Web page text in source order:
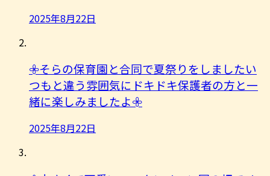
2025年8月22日
𖧷そらの保育園と合同で夏祭りをしましたい
つもと違う雰囲気にドキドキ保護者の方と一
緒に楽しみましたよ︎𖧷
2025年8月22日